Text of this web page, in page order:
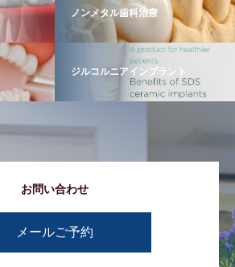
ノンメタル歯科治療
ジルコルニアインプラント
お問い合わせ
メールご予約